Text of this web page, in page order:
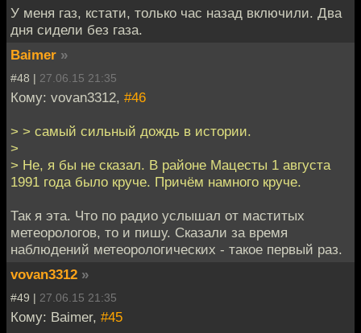
У меня газ, кстати, только час назад включили. Два
дня сидели без газа.
Baimer »
#48 | 27.06.15 21:35
Кому: vovan3312, #46
> > самый сильный дождь в истории.
>
> Не, я бы не сказал. В районе Мацесты 1 августа
1991 года было круче. Причём намного круче.
Так я эта. Что по радио услышал от маститых
метеорологов, то и пишу. Сказали за время
наблюдений метеорологических - такое первый раз.
vovan3312 »
#49 | 27.06.15 21:35
Кому: Baimer, #45